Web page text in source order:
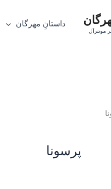
مونترآل
داستانِ مهرگان
پرسونا